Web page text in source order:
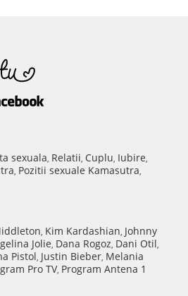
sexuala, Relatii, Cuplu, Iubire,
, Pozitii sexuale Kamasutra,
, Kim Kardashian, Johnny
Jolie, Dana Rogoz, Dani Otil,
Pistol, Justin Bieber, Melania
Pro TV, Program Antena 1